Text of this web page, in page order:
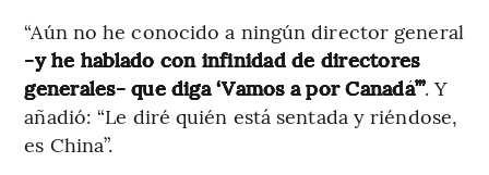
“Aún no he conocido a ningún director general
-y he hablado con infinidad de directores
generales- que diga ‘Vamos a por Canadá’”. Y
añadió: “Le diré quién está sentada y riéndose,
es China”.